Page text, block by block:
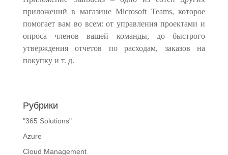
приложений в магазине Microsoft Teams, которое
помогает вам во всем: от управления проектами и
опроса членов вашей команды, до быстрого
утверждения отчетов по расходам, заказов на
покупку и т. д.
Рубрики
"365 Solutions"
Azure
Cloud Management